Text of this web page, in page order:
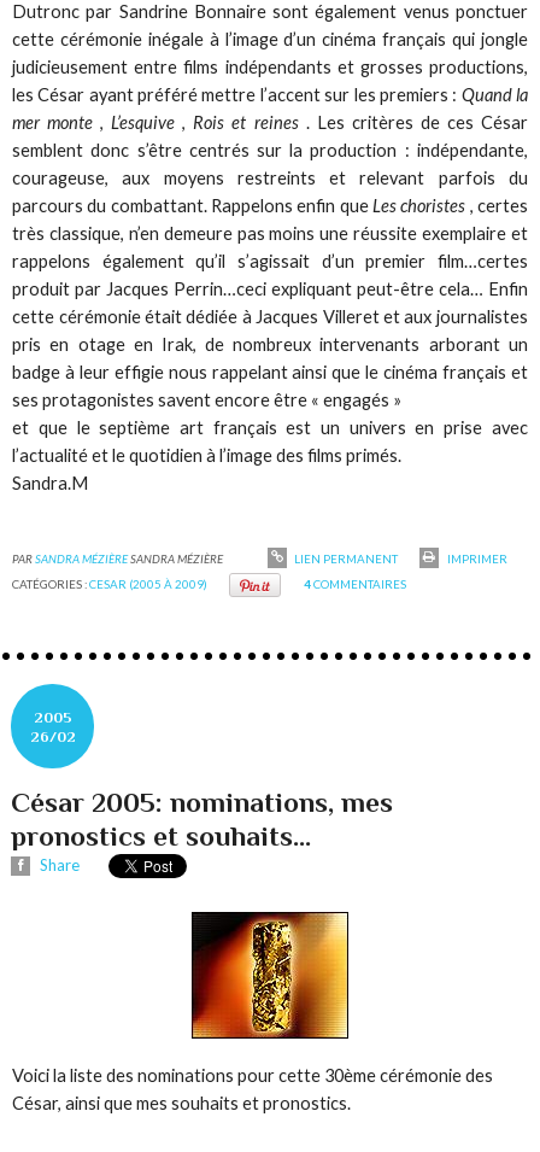
Dutronc par Sandrine Bonnaire sont également venus ponctuer
cette cérémonie inégale à l’image d’un cinéma français qui jongle
judicieusement entre films indépendants et grosses productions,
les César ayant préféré mettre l’accent sur les premiers : Quand la
mer monte ,L’esquive , Rois et reines. Les critères de ces César
semblent donc s’être centrés sur la production : indépendante,
courageuse, aux moyens restreints et relevant parfois du
parcours du combattant. Rappelons enfin queLes choristes , certes
très classique, n’en demeure pas moins une réussite exemplaire et
rappelons également qu’il s’agissait d’un premier film…certes
produit par Jacques Perrin…ceci expliquant peut-être cela… Enfin
cette cérémonie était dédiée à Jacques Villeret et aux journalistes
pris en otage en Irak, de nombreux intervenants arborant un
badge à leur effigie nous rappelant ainsi que le cinéma français et
ses protagonistes savent encore être « engagés »
et que le septième art français est un univers en prise avec
l’actualité et le quotidien à l’image des films primés.
Sandra.M
PARSANDRA MÉZIÈRESANDRA MÉZIÈRE LIEN PERMANENT
IMPRIMER
CATÉGORIES :CESAR (2005 À 2009) 4COMMENTAIRES
2005
26/02
César 2005: nominations, mes
pronostics et souhaits...
Share
Voici la liste des nominations pour cette 30ème cérémonie des
César, ainsi que mes souhaits et pronostics.